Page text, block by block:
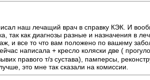
наш лечащий врач в справку КЭК. И
так как диагнозы разные и назначения в
и все то что вам положено по вашему
написала + кресло коляски две (
правого т/з сустава), памперсы,
это мне так сказали на комиссии.